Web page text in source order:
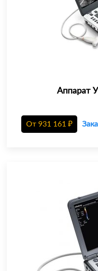
Аппарат
От 931 161 ₽